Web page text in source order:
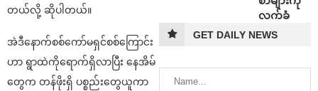
တယ်လို့ ဆိုပါတယ်။
အဲဒီနောက်စစ်ကော်မရှင်စစ်ကြောင်း
ဟာ ရွာထဲကိုရောက်ရှိလာပြီး နေအိမ်
တွေက တန်ဖိုးရှိ ပစ္စည်းတွေယူကာ
လက်ခံ
GET DAILY NEWS